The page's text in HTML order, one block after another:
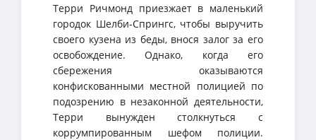
Терри Ричмонд приезжает в маленький
городок Шелби-Спрингс, чтобы выручить
своего кузена из беды, внося залог за его
освобождение. Однако, когда его
сбережения оказываются
конфискованными местной полицией по
подозрению в незаконной деятельности,
Терри вынужден столкнуться с
коррумпированным шефом полиции.